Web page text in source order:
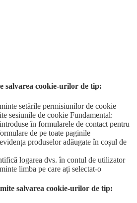
salvarea cookie-urilor de tip:
setările permisiunilor de cookie
sesiunile de cookie Fundamental:
în formularele de contact pentru
de pe toate paginile
produselor adăugate în coșul de
logarea dvs. în contul de utilizator
limba pe care ați selectat-o
salvarea cookie-urilor de tip: